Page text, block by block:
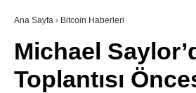
SÖZLÜK
Ana Sayfa › Bitcoin Haberleri
Michael
Toplantısı